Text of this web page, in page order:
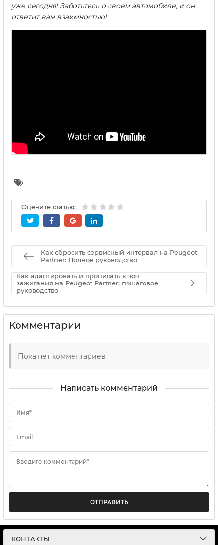
уже сегодня! Заботьтесь о своем автомобиле, и он
ответит вам взаимностью!
Оцените статью:
Как сбросить сервисный интервал на Peugeot
Partner: Полное руководство
Как адаптировать и прописать ключ
зажигания на Peugeot Partner: пошаговое
руководство
Комментарии
Пока нет комментариев
Написать комментарий
Имя*
Email
Введите комментарий*
ОТПРАВИТЬ
КОНТАКТЫ